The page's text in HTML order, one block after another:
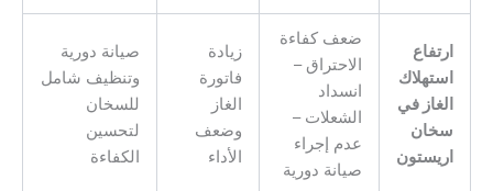
ارتفاع
استهلاك
الغاز في
سخان
اريستون
ضعف كفاءة
الاحتراق –
انسداد
الشعلات –
عدم إجراء
صيانة دورية
زيادة
فاتورة
الغاز
وضعف
الأداء
صيانة دورية
وتنظيف شامل
للسخان
لتحسين
الكفاءة